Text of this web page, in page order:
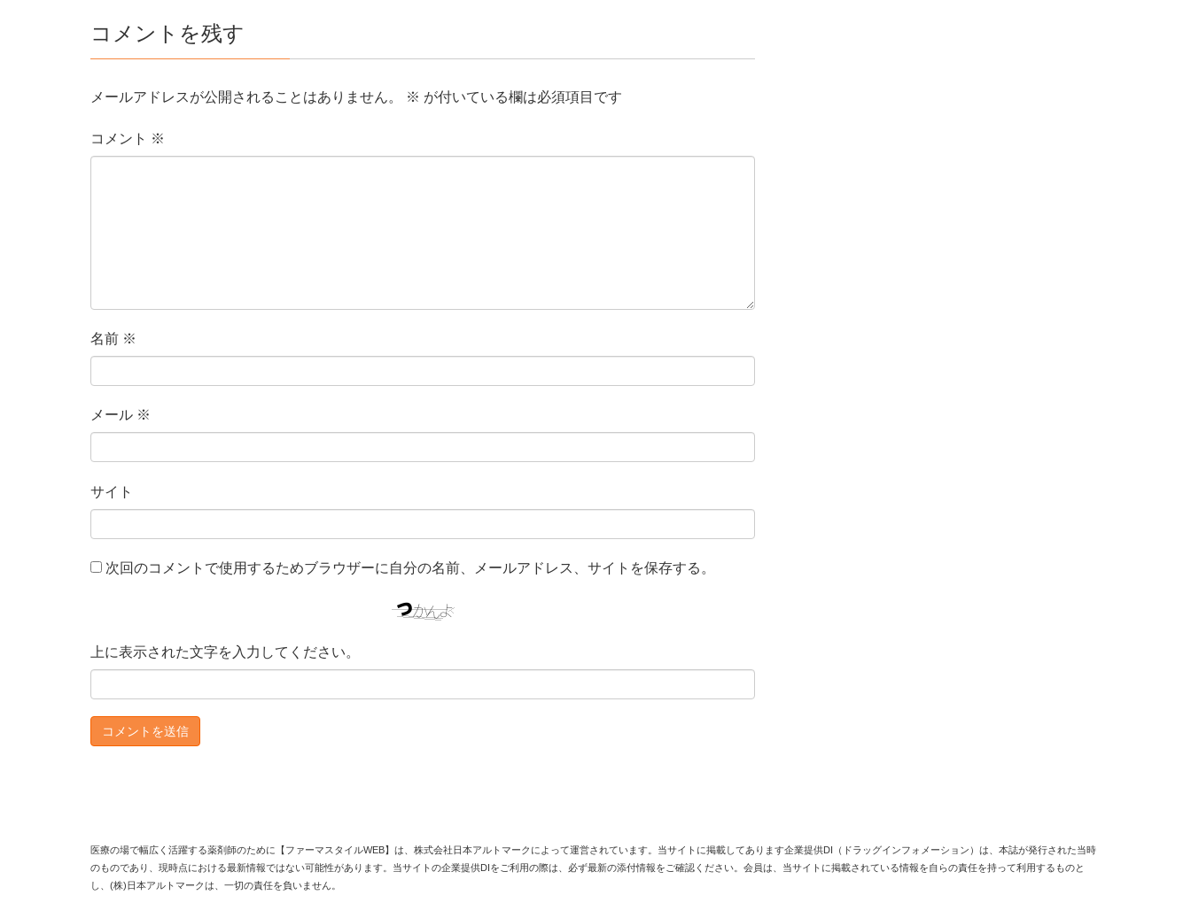
コメントを残す
メールアドレスが公開されることはありません。 ※ が付いている欄は必須項目です
コメント ※
名前 ※
メール ※
サイト
次回のコメントで使用するためブラウザーに自分の名前、メールアドレス、サイトを保存する。
上に表示された文字を入力してください。
医療の場で幅広く活躍する薬剤師のために【ファーマスタイルWEB】は、株式会社日本アルトマークによって運営されています。当サイトに掲載してあります企業提供DI（ドラッグインフォメーション）は、本誌が発行された当時
のものであり、現時点における最新情報ではない可能性があります。当サイトの企業提供DIをご利用の際は、必ず最新の添付情報をご確認ください。会員は、当サイトに掲載されている情報を自らの責任を持って利用するものと
し、(株)日本アルトマークは、一切の責任を負いません。